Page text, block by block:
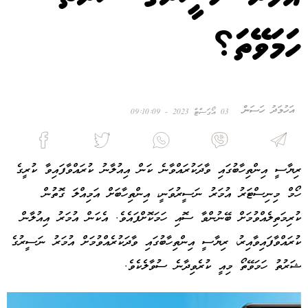
ހަމަވޭތަ؟
އަހުމަދު ހަސަން 03 އޯގަސްޓް 2023 - 09:10:09
ރިޔާސީ އިންތިހާބުގައި ވާދަކުރައްވާނެ ކަން އިއުލާނު ކުރައްވާފައިވާ ކުރީގެ
ހޯމް މިނިސްޓަރު އުމަރު ނަސީރުވަނީ، އިންތިހާބަށް އަމިއްލަ ގޮތުން
ކުރިމަތިލެއްވުމަށް ބޭނުންވާ ސޮއި ހަމަކޮށްފައެވެ. އެކަން އުމަރު އިއުލާން
ކުރައްވާފައިވާއިރު، ރިޔާސީ އިންތިހާބުގައި ވާދަކުރެއްވުމަށް އުމަރު ނަސީރުގެ
ޝަރުތު ހަމަވޭތޯ މިއީ ކުރެވިދާނެ ސުވާލެކެވެ.